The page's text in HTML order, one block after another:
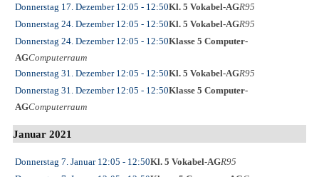
Donnerstag 17. Dezember12:05 - 12:50Kl. 5 Vokabel-AGR95
Donnerstag 24. Dezember12:05 - 12:50Kl. 5 Vokabel-AGR95
Donnerstag 24. Dezember12:05 - 12:50Klasse 5 Computer-
AGComputerraum
Donnerstag 31. Dezember12:05 - 12:50Kl. 5 Vokabel-AGR95
Donnerstag 31. Dezember12:05 - 12:50Klasse 5 Computer-
AGComputerraum
Januar 2021
Donnerstag 7. Januar12:05 - 12:50Kl. 5 Vokabel-AGR95